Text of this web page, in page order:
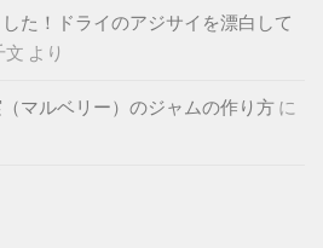
た！ドライのアジサイを漂白して
文 より
マルベリー）のジャムの作り方 に